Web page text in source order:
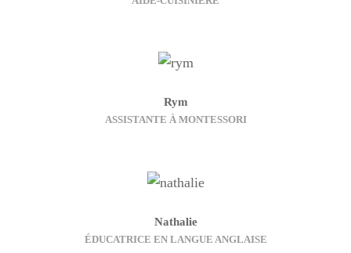
Rym
ASSISTANTE À MONTESSORI
Nathalie
ÉDUCATRICE EN LANGUE ANGLAISE